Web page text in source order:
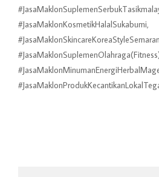
#JasaMaklonKosmetikHalalSukabumi,